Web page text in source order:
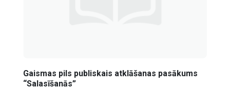
Gaismas pils publiskais atklāšanas pasākums
“Salasīšanās”